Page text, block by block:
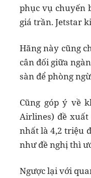
phục vụ chuyến
giá trần. Jetstar
Hãng này cũng
cân đối giữa
sàn để phòng
Cũng góp ý về
Airlines) đề
nhất là 4,2 triệu
như đề nghị thì
Ngược lại với